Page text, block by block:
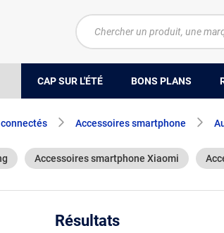
CAP SUR L'ÉTÉ BONS PLANS
Accessoires smartphone
Accessoires smartphone Xiaomi
Résultats